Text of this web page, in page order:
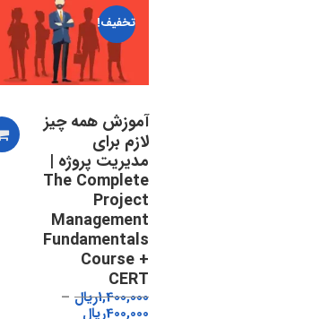
تخفیف!
آموزش همه چیز
لازم برای
مدیریت پروژه |
The Complete
Project
Management
Fundamentals
Course +
CERT
1,400,000ریال
400,000ریال